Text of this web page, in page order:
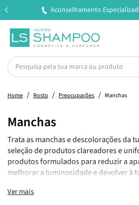
-234 726 433 Entregas
Home Rosto Preocupações Manchas
Manchas
Trata as manchas e descolorações da
seleção de produtos clareadores e
produtos formulados para reduzir a
melhorar a luminosidade e devolver à
Ver mais